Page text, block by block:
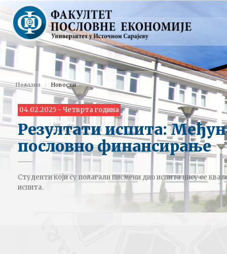
Полазна Новости
04.02.2025 - Четврта година
Резултати испита:
пословно финансирање
Студенти који су полагали писмени дио испита нису се
испита.